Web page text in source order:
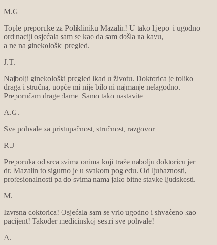
M.G
Tople preporuke za Polikliniku Mazalin! U tako lijepoj i ugodnoj
ordinaciji osjećala sam se kao da sam došla na kavu,
a ne na ginekološki pregled.
J.T.
Najbolji ginekološki pregled ikad u životu. Doktorica je toliko
draga i stručna, uopće mi nije bilo ni najmanje nelagodno.
Preporučam drage dame. Samo tako nastavite.
A.G.
Sve pohvale za pristupačnost, stručnost, razgovor.
R.J.
Preporuka od srca svima onima koji traže nabolju doktoricu jer
dr. Mazalin to sigurno je u svakom pogledu. Od ljubaznosti,
profesionalnosti pa do svima nama jako bitne stavke ljudskosti.
M.
Izvrsna doktorica! Osjećala sam se vrlo ugodno i shvaćeno kao
pacijent! Također medicinskoj sestri sve pohvale!
A.